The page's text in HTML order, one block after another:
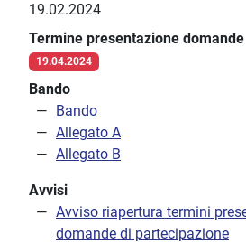
19.02.2024
Termine presentazione domande
19.04.2024
Bando
Bando
Allegato A
Allegato B
Avvisi
Avviso riapertura termini
domande di partecipazione